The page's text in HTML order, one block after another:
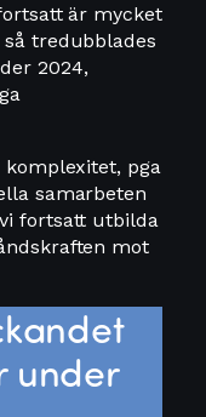
är mycket
tredubblades
2024,
pga
samarbeten
fortsatt utbilda
mot
under